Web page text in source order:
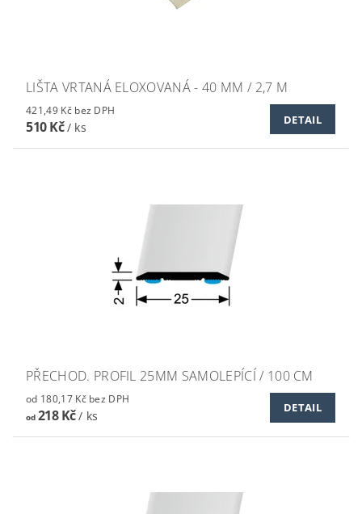
LIŠTA VRTANÁ ELOXOVANÁ - 40 MM / 2,7 M
421,49 Kč bez DPH
510 Kč/ ks
DETAIL
PŘECHOD. PROFIL 25MM SAMOLEPÍCÍ / 100 CM
od 180,17 Kč bez DPH
od218 Kč/ ks
DETAIL